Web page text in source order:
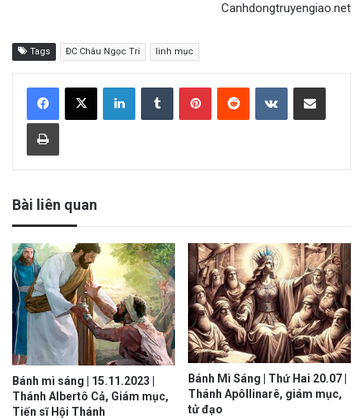
Canhdongtruyengiao.net
Tags ĐC Châu Ngọc Tri linh mục
Bài liên quan
Bánh mì sáng | 15.11.2023 |
Thánh Albertô Cả, Giám mục,
Tiến sĩ Hội Thánh
Bánh Mì Sáng | Thứ Hai 20.07 |
Thánh Apôllinarê, giám mục,
tử đạo